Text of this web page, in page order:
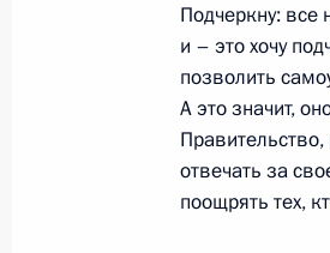
послами
18 января 2007
Интервью
и
Подчеркну:
и – это хочу
позволить
А это значит,
отвечать за
поощрять тех,